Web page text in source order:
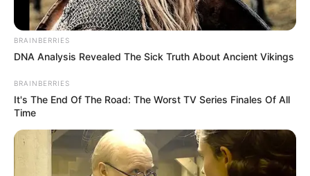
BRAINBERRIES
DNA Analysis Revealed The Sick Truth About Ancient Vikings
BRAINBERRIES
It's The End Of The Road: The Worst TV Series Finales Of All
Time